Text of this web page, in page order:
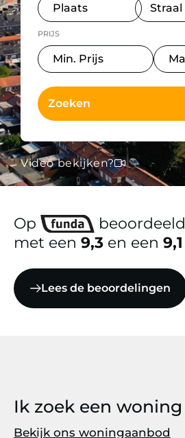
PRIJS
Video bekijken?
Op
beoordeeld
met een 9,3 en een 9,1
Lees de beoordelingen
Ik zoek een woning
Bekijk ons woningaanbod